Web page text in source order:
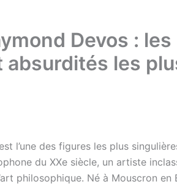
Devos :
absurdités les
l’une des figures les plus
du XXe siècle, un artiste
philosophique. Né à Mouscron en